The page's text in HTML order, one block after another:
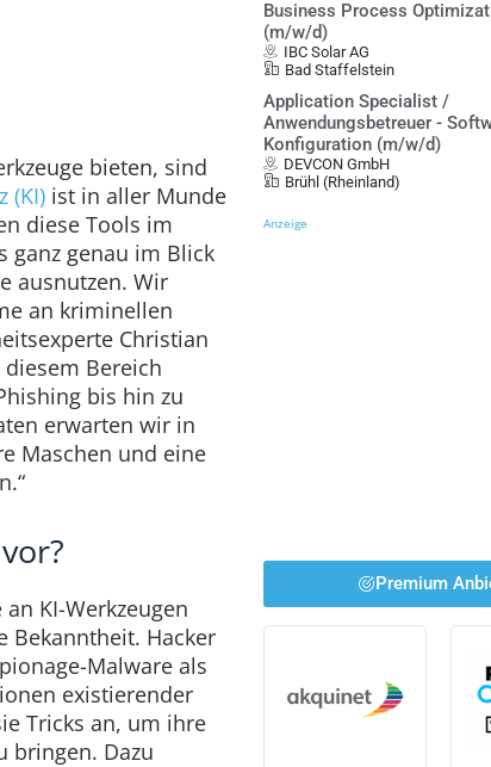
bieten, sind
(KI) ist in aller Munde
diese Tools im
ganz genau im Blick
ausnutzen. Wir
an kriminellen
Christian
Bereich
bis hin zu
erwarten wir in
Maschen und eine
KI-Werkzeugen
Bekanntheit. Hacker
Malware als
existierender
Tricks an, um ihre
bringen. Dazu
Business Process
(m/w/d)
IBC Solar AG
Bad Staffelstein
Application Specialist /
Anwendungsbetreuer -
Konfiguration (m/w/d)
DEVCON GmbH
Brühl (Rheinland)
Anzeige
Premium